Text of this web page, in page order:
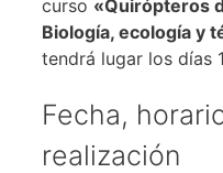
curso «Quirópteros
Biología, ecología y
tendrá lugar los días
Fecha,
realización